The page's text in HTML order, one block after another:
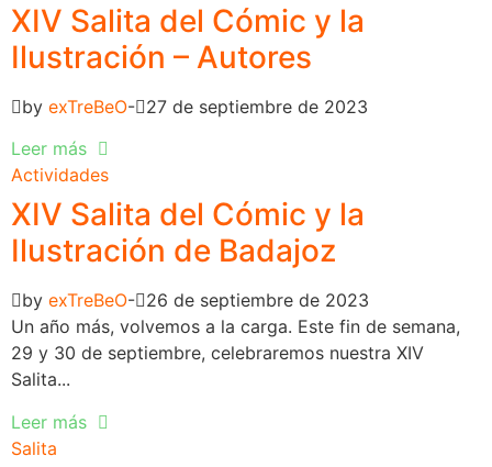
XIV Salita del Cómic y la
Ilustración – Autores
by exTreBeO
27 de septiembre de 2023
Leer más
Actividades
XIV Salita del Cómic y la
Ilustración de Badajoz
by exTreBeO
26 de septiembre de 2023
Un año más, volvemos a la carga. Este fin de semana,
29 y 30 de septiembre, celebraremos nuestra XIV
Salita...
Leer más
Salita